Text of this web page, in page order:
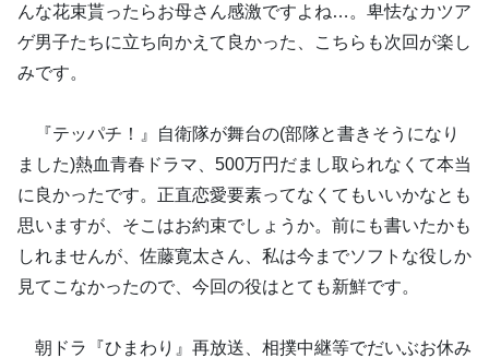
んな花束貰ったらお母さん感激ですよね…。卑怯なカツア
ゲ男子たちに立ち向かえて良かった、こちらも次回が楽し
みです。
『テッパチ！』自衛隊が舞台の(部隊と書きそうになり
ました)熱血青春ドラマ、500万円だまし取られなくて本当
に良かったです。正直恋愛要素ってなくてもいいかなとも
思いますが、そこはお約束でしょうか。前にも書いたかも
しれませんが、佐藤寛太さん、私は今までソフトな役しか
見てこなかったので、今回の役はとても新鮮です。
朝ドラ『ひまわり』再放送、相撲中継等でだいぶお休み